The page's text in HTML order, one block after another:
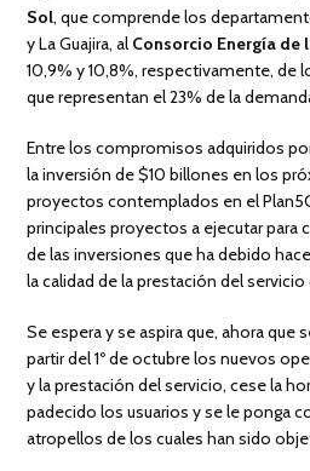
Sol, que comprende los
y La Guajira, al Consorcio Energía de
10,9% y 10,8%, respectivamente, de
que representan el 23% de la
Entre los compromisos adquiridos
la inversión de $10 billones en los
proyectos contemplados en el
principales proyectos a ejecutar para
de las inversiones que ha debido
la calidad de la prestación del servicio
Se espera y se aspira que, ahora que
partir del 1º de octubre los nuevos
y la prestación del servicio, cese la
padecido los usuarios y se le ponga
atropellos de los cuales han sido